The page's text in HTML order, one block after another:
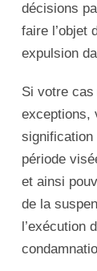
décisions
faire l’objet
expulsion
Si votre cas
exceptions,
signification
période
et ainsi
de la
l’exécution